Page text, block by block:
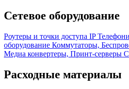
Сетевое оборудование
Роутеры и точки доступа IP
оборудование Коммутаторы,
Медиа конвертеры, Принт-серверы
Расходные материалы